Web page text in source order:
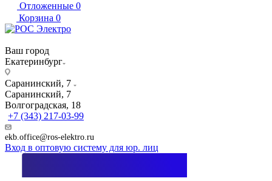
Отложенные 0
Корзина 0
Ваш город
Екатеринбург
Саранинский, 7
Саранинский, 7
Волгоградская, 18
+7 (343) 217-03-99
ekb.office@ros-elektro.ru
Вход в оптовую систему для юр. лиц